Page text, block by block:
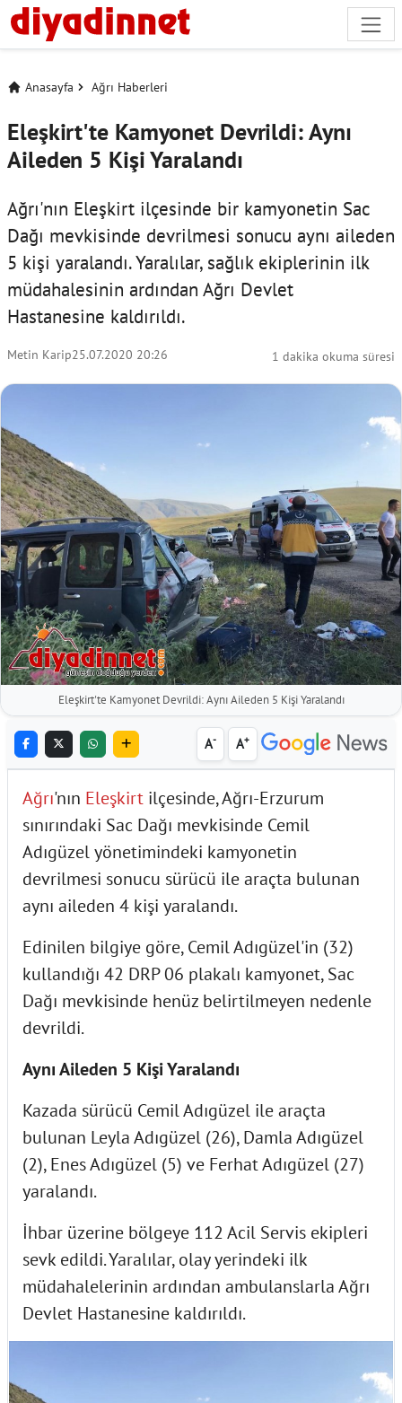
Anasayfa Ağrı Haberleri
Eleşkirt'te Kamyonet Devrildi: Aynı
Aileden 5 Kişi Yaralandı
Ağrı'nın Eleşkirt ilçesinde bir kamyonetin Sac
Dağı mevkisinde devrilmesi sonucu aynı aileden
5 kişi yaralandı. Yaralılar, sağlık ekiplerinin ilk
müdahalesinin ardından Ağrı Devlet
Hastanesine kaldırıldı.
Metin Karip25.07.2020 20:26 1 dakika okuma süresi
Eleşkirt'te Kamyonet Devrildi: Aynı Aileden 5 Kişi Yaralandı
A- A+
Ağrı'nın Eleşkirt ilçesinde, Ağrı-Erzurum
sınırındaki Sac Dağı mevkisinde Cemil
Adıgüzel yönetimindeki kamyonetin
devrilmesi sonucu sürücü ile araçta bulunan
aynı aileden 4 kişi yaralandı.
Edinilen bilgiye göre, Cemil Adıgüzel'in (32)
kullandığı 42 DRP 06 plakalı kamyonet, Sac
Dağı mevkisinde henüz belirtilmeyen nedenle
devrildi.
Aynı Aileden 5 Kişi Yaralandı
Kazada sürücü Cemil Adıgüzel ile araçta
bulunan Leyla Adıgüzel (26), Damla Adıgüzel
(2), Enes Adıgüzel (5) ve Ferhat Adıgüzel (27)
yaralandı.
İhbar üzerine bölgeye 112 Acil Servis ekipleri
sevk edildi. Yaralılar, olay yerindeki ilk
müdahalelerinin ardından ambulanslarla Ağrı
Devlet Hastanesine kaldırıldı.